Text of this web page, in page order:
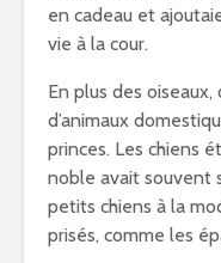
en cadeau et
vie à la cour.
En plus des
d’animaux
princes. Les chiens
noble avait souvent
petits chiens à la
prisés, comme les